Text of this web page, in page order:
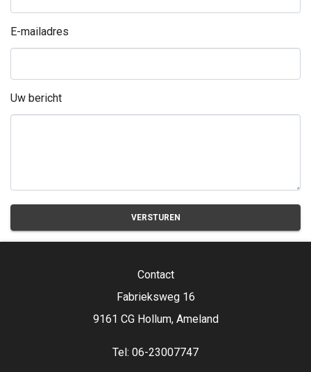
E-mailadres
Uw bericht
VERSTUREN
Contact
Fabrieksweg 16
9161 CG Hollum, Ameland
Tel: 06-23007747